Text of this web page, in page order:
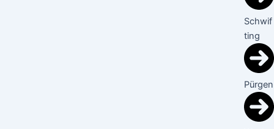
Schwif
ting
Pürgen